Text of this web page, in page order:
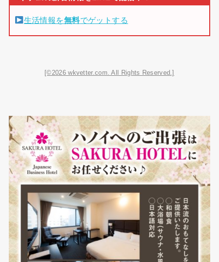
生活情報を無料でゲットする
[©2026 wkvetter.com. All Rights Reserved.]